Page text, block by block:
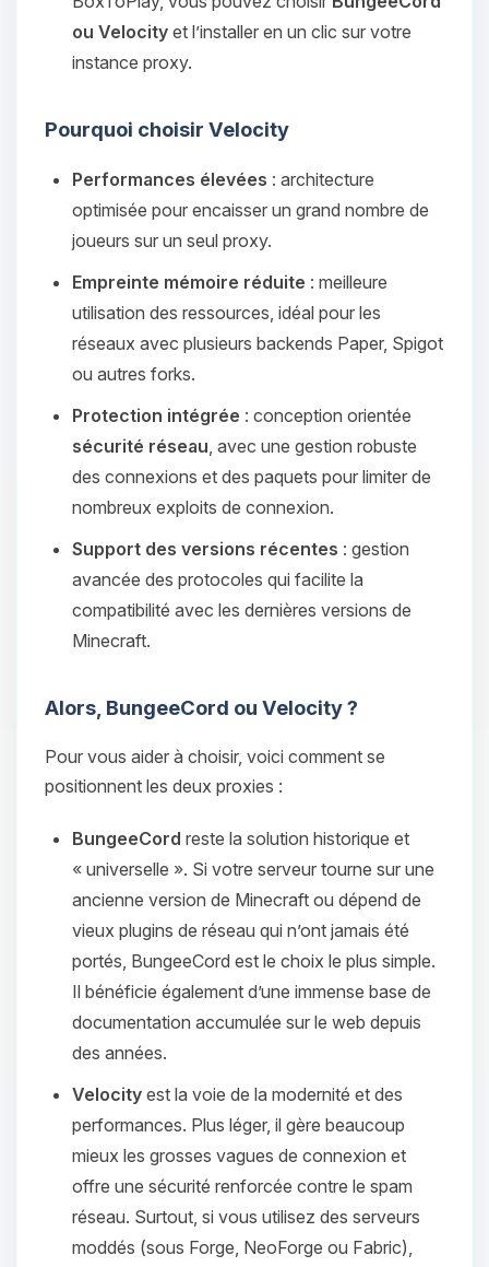
ou Velocity et l’installer en un clic sur votre
instance proxy.
Pourquoi choisir Velocity
Performances élevées : architecture
optimisée pour encaisser un grand nombre de
joueurs sur un seul proxy.
Empreinte mémoire réduite : meilleure
utilisation des ressources, idéal pour les
réseaux avec plusieurs backends Paper, Spigot
ou autres forks.
Protection intégrée : conception orientée
sécurité réseau, avec une gestion robuste
des connexions et des paquets pour limiter de
nombreux exploits de connexion.
Support des versions récentes : gestion
avancée des protocoles qui facilite la
compatibilité avec les dernières versions de
Minecraft.
Alors, BungeeCord ou Velocity ?
Pour vous aider à choisir, voici comment se
positionnent les deux proxies :
BungeeCord reste la solution historique et
« universelle ». Si votre serveur tourne sur une
ancienne version de Minecraft ou dépend de
vieux plugins de réseau qui n’ont jamais été
portés, BungeeCord est le choix le plus simple.
Il bénéficie également d’une immense base de
documentation accumulée sur le web depuis
des années.
Velocity est la voie de la modernité et des
performances. Plus léger, il gère beaucoup
mieux les grosses vagues de connexion et
offre une sécurité renforcée contre le spam
réseau. Surtout, si vous utilisez des serveurs
moddés (sous Forge, NeoForge ou Fabric),